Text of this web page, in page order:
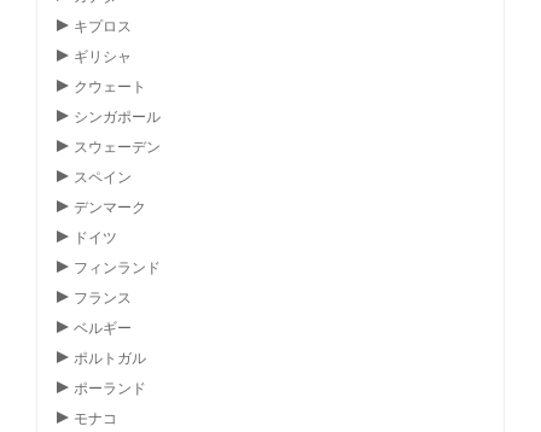
キプロス
ギリシャ
クウェート
シンガポール
スウェーデン
スペイン
デンマーク
ドイツ
フィンランド
フランス
ベルギー
ポルトガル
ポーランド
モナコ